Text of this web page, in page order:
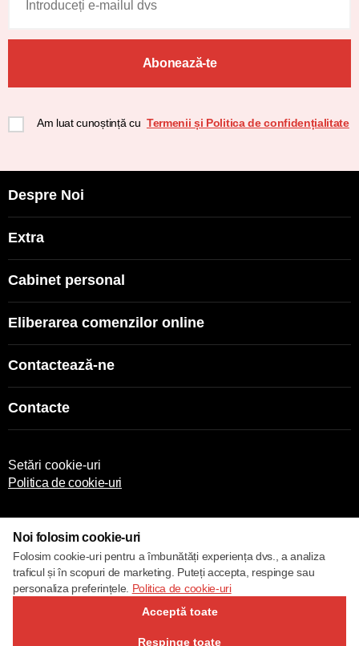
Abonează-te
Am luat cunoștință cu Termenii și Politica de confidențialitate
Despre Noi
Extra
Cabinet personal
Eliberarea comenzilor online
Contactează-ne
Contacte
Setări cookie-uri
Politica de cookie-uri
© 2017 – 2026 ECOM
Noi folosim cookie-uri
Folosim cookie-uri pentru a îmbunătăți experiența dvs., a analiza
traficul și în scopuri de marketing. Puteți accepta, respinge sau
personaliza preferințele. Politica de cookie-uri
Acceptă toate
Respinge toate